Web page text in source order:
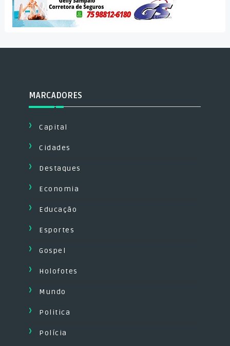
MARCADORES
Capital
Cidades
Destaques
Economia
Educação
Esportes
Gospel
Holofotes
Mundo
Politica
Polícia